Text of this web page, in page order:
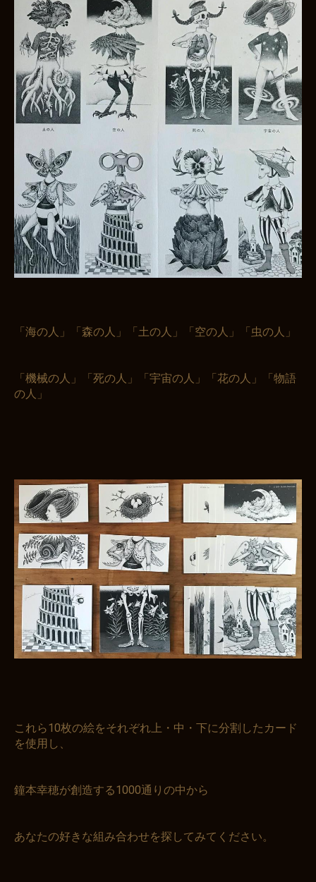
お買い物を続ける カートへ進む
「海の人」「森の人」「土の人」「空の人」「虫の人」
「機械の人」「死の人」「宇宙の人」「花の人」「物語
の人」
これら10枚の絵をそれぞれ上・中・下に分割したカード
を使用し、
鐘本幸穂が創造する1000通りの中から
あなたの好きな組み合わせを探してみてください。